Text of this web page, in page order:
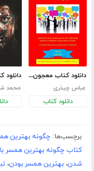
دانلود کتاب معجون ارتباطات
عباس چیذری
دانلود کتاب
محمد
برچسب‌ها: چگونه بهترین
کتاب چگونه بهترین همسر
شدن، بهترین همسر بودن،